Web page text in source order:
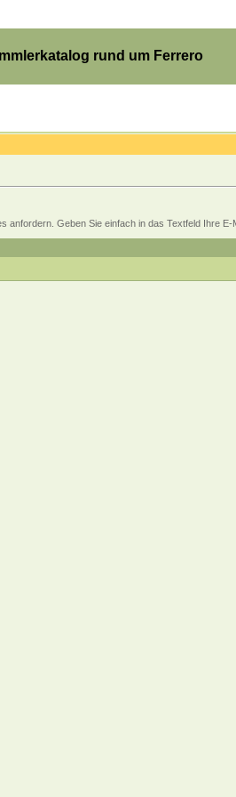
rund um Ferrero
Geben Sie einfach in das Textfeld Ihre